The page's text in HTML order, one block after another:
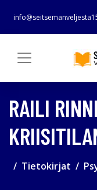
RAILI
Tietokirjat